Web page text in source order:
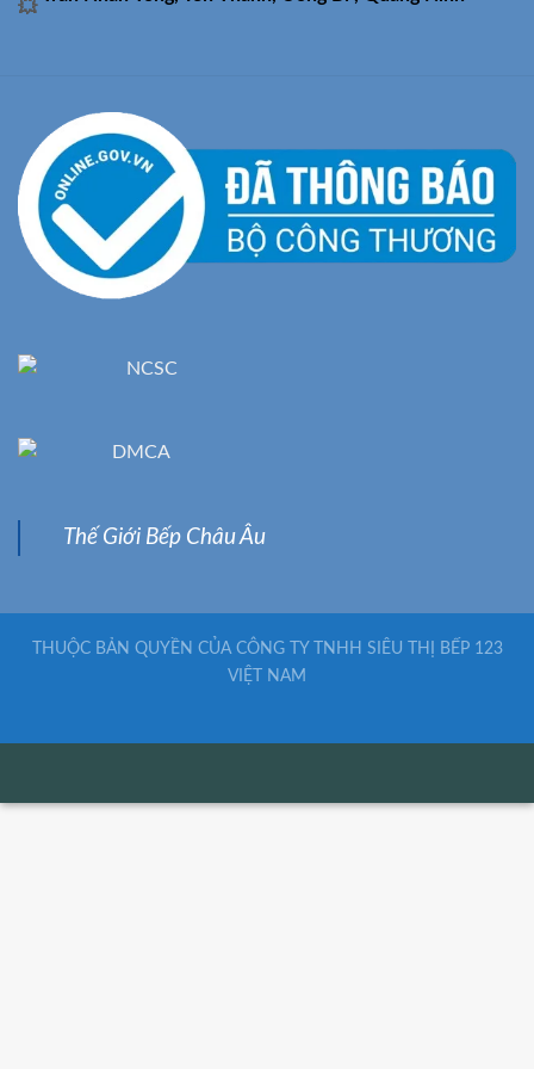
Thế Giới Bếp Châu Âu
THUỘC BẢN QUYỀN CỦA CÔNG TY TNHH SIÊU THỊ BẾP 123
VIỆT NAM